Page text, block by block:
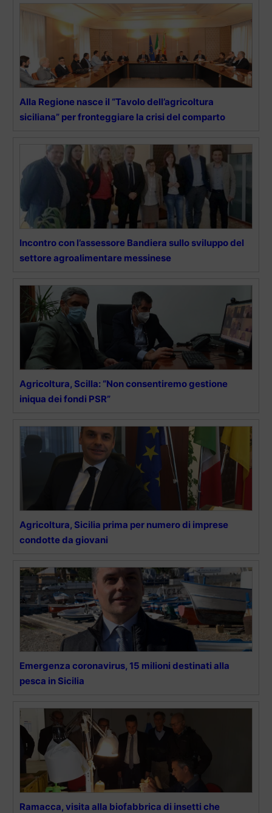
Alla Regione nasce il “Tavolo dell’agricoltura
siciliana” per fronteggiare la crisi del comparto
Incontro con l’assessore Bandiera sullo sviluppo del
settore agroalimentare messinese
Agricoltura, Scilla: “Non consentiremo gestione
iniqua dei fondi PSR”
Agricoltura, Sicilia prima per numero di imprese
condotte da giovani
Emergenza coronavirus, 15 milioni destinati alla
pesca in Sicilia
Ramacca, visita alla biofabbrica di insetti che